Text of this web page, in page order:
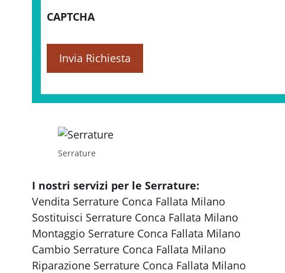
v
c
*
CAPTCHA
Serrature
I nostri servizi per le Serrature:
Vendita Serrature Conca Fallata Milano
Sostituisci Serrature Conca Fallata Milano
Montaggio Serrature Conca Fallata Milano
Cambio Serrature Conca Fallata Milano
Riparazione Serrature Conca Fallata Milano